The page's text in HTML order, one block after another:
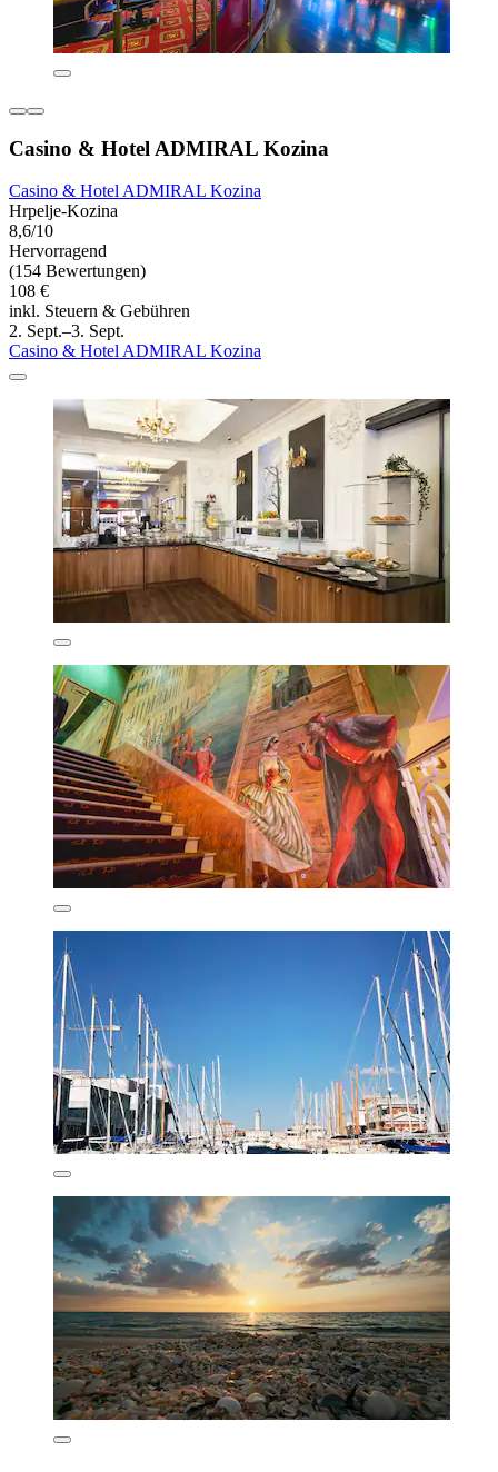
Casino & Hotel ADMIRAL Kozina
Casino & Hotel ADMIRAL Kozina
Hrpelje-Kozina
8,6/10
Hervorragend
(154 Bewertungen)
108 €
inkl. Steuern & Gebühren
2. Sept.–3. Sept.
Casino & Hotel ADMIRAL Kozina